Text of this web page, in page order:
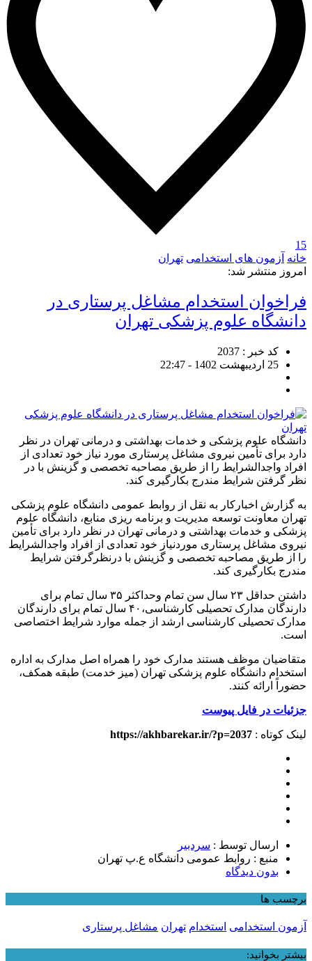
15
خانه آزمون های استخدامی تهران
امروز منتشر شد:
فراخوان استخدام مشاغل پرستاری در
دانشگاه علوم پزشکی تهران
کد خبر : 2037
25 اردیبهشت 1402 - 22:47
دانشگاه علوم پزشکی و خدمات بهداشتی و درمانی تهران در نظر
دارد برای تأمین نیروی مشاغل پرستاری مورد نیاز خود تعدادی از
افراد واجدالشرایط را از طریق مصاحبه تخصصی و گزینش با در
نظر گرفتن شرایط مندرج بکارگیری کند.
به گزارش اخبارکار به نقل از روابط عمومی دانشگاه علوم پزشکی
تهران معاونت توسعه مدیریت و برنامه ریزی منابع، دانشگاه علوم
پزشکی و خدمات بهداشتی و درمانی تهران در نظر دارد برای تأمین
نیروی مشاغل پرستاری موردنیاز خود تعدادی از افراد واجدالشرایط
را از طریق مصاحبه تخصصی و گزینش با درنظرگرفتن شرایط
مندرج بکارگیری کند.
داشتن حداقل ۲۳ سال سن تمام وحداکثر ۳۵ سال تمام برای
دارندگان مدارک تحصیلی کارشناسی،۴۰ سال تمام برای دارندگان
مدارک تحصیلی کارشناسی ارشد از جمله موارد شرایط اختصاصی
است.
متقاضیان موظف هستند مدارک خود را همراه اصل مدارک به اداره
استخدام دانشگاه علوم پزشکی تهران (میز خدمت) طبقه همکف،
حضوراً ارائه کنند.
جزئیات در فایل پیوست
لینک کوتاه : https://akhbarekar.ir/?p=2037
ارسال توسط : سردبیر
منبع : روابط عمومی دانشگاه ع.پ تهران
بدون دیدگاه
برچسب ها
آزمون استخدامی استخدام تهران مشاغل پرستاری
بیشتر بخوانید: